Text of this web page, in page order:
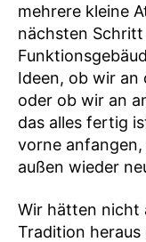
mehrere kleine
nächsten
Ideen, ob wir an
oder ob wir an
das alles fertig
vorne
außen wieder
Wir hätten nicht
Tradition